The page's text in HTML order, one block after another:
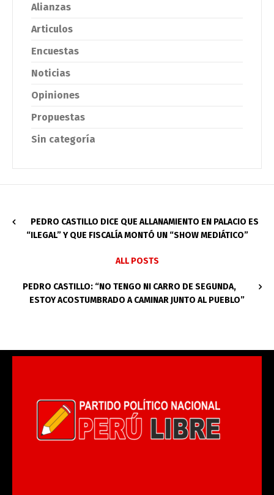
Alianzas
Articulos
Encuestas
Noticias
Opiniones
Propuestas
Sin categoría
PEDRO CASTILLO DICE QUE ALLANAMIENTO EN PALACIO ES
“ILEGAL” Y QUE FISCALÍA MONTÓ UN “SHOW MEDIÁTICO”
ALL POSTS
PEDRO CASTILLO: “NO TENGO NI CARRO DE SEGUNDA,
ESTOY ACOSTUMBRADO A CAMINAR JUNTO AL PUEBLO”